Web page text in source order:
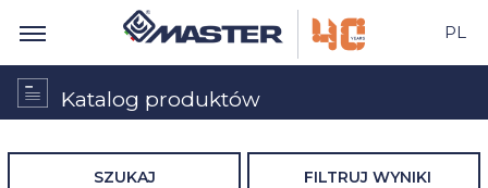
PL
Katalog produktów
SZUKAJ FILTRUJ WYNIKI